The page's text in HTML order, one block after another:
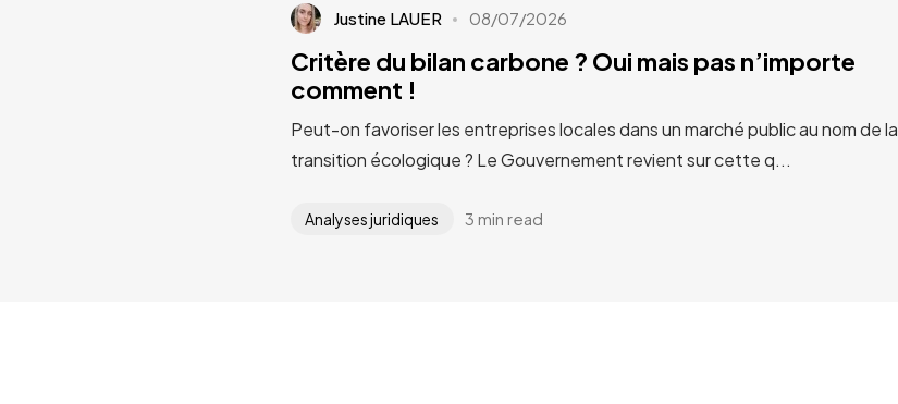
Justine LAUER 08/07/2026
Critère du bilan carbone ? Oui mais pas n’importe
comment !
Peut-on favoriser les entreprises locales dans un marché public au nom de la
transition écologique ? Le Gouvernement revient sur cette q...
Analyses juridiques 3 min read